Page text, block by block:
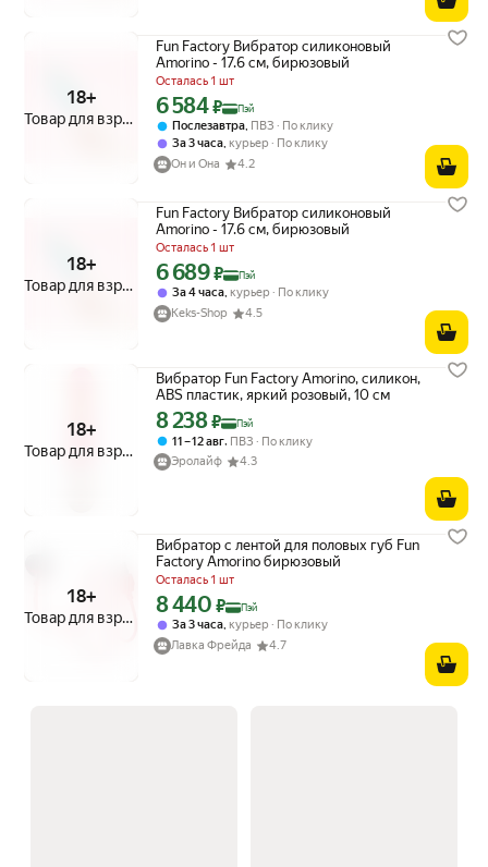
18+
Товар для взрослых
Fun Factory Вибратор силиконовый
Amorino - 17.6 см, бирюзовый
Осталась 1 шт
Цена с картой Яндекс Пэй 6584 ₽ вместо
6 584₽ Пэй
Послезавтра, ПВЗ
По клику
За 3 часа, курьер
По клику
Он и Она
4.2
18+
Товар для взрослых
Fun Factory Вибратор силиконовый
Amorino - 17.6 см, бирюзовый
Осталась 1 шт
Цена с картой Яндекс Пэй 6689 ₽ вместо
6 689₽ Пэй
За 4 часа курьер
По клику
Keks-Shop
4.5
18+
Товар для взрослых
Вибратор Fun Factory Amorino, силикон,
ABS пластик, яркий розовый, 10 см
Цена с картой Яндекс Пэй 8238 ₽ вместо
8 238₽ Пэй
11 – 12 авг, ПВЗ
По клику
Эролайф
4.3
18+
Товар для взрослых
Вибратор с лентой для половых губ Fun
Factory Amorino бирюзовый
Осталась 1 шт
Цена с картой Яндекс Пэй 8440 ₽ вместо
8 440 ₽ Пэй
За 3 часа, курьер
По клику
Лавка Фрейда
4.7